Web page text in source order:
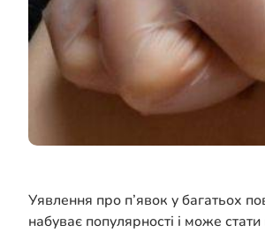
Уявлення про п’явок у багатьох
набуває популярності і може